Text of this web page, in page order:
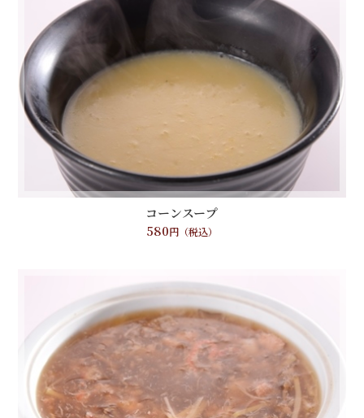
コーンスープ
580円（税込）